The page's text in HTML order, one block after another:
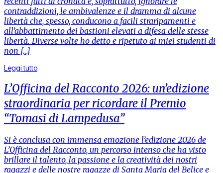
contraddizioni, le ambivalenze e il dramma di alcune
libertà che, spesso, conducono a facili straripamenti e
all’abbattimento dei bastioni elevati a difesa delle stesse
libertà. Diverse volte ho detto e ripetuto ai miei studenti di
non […]
Leggi tutto
L’Officina del Racconto 2026: un’edizione
straordinaria per ricordare il Premio
“Tomasi di Lampedusa”
Si è conclusa con immensa emozione l’edizione 2026 de
L’Officina del Racconto, un percorso intenso che ha visto
brillare il talento, la passione e la creatività dei nostri
ragazzi e delle nostre ragazze di Santa Maria del Belice e